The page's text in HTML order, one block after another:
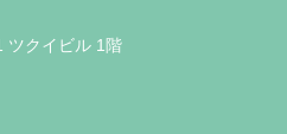
ツクイビル 1階